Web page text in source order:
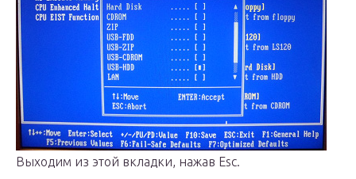
Выходим из этой вкладки, нажав Esc.